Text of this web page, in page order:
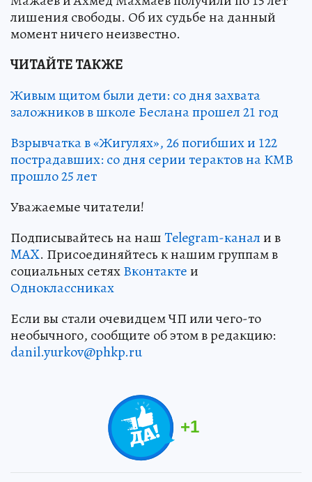
лишения свободы. Об их судьбе на данный
момент ничего неизвестно.
ЧИТАЙТЕ ТАКЖЕ
Живым щитом были дети: со дня захвата
заложников в школе Беслана прошел 21 год
Взрывчатка в «Жигулях», 26 погибших и 122
пострадавших: со дня серии терактов на КМВ
прошло 25 лет
Уважаемые читатели!
Подписывайтесь на нашTelegram-канали в
MAX. Присоединяйтесь к нашим группам в
социальных сетяхВконтактеи
Одноклассниках
Если вы стали очевидцем ЧП или чего-то
необычного, сообщите об этом в редакцию:
danil.yurkov@phkp.ru
+1